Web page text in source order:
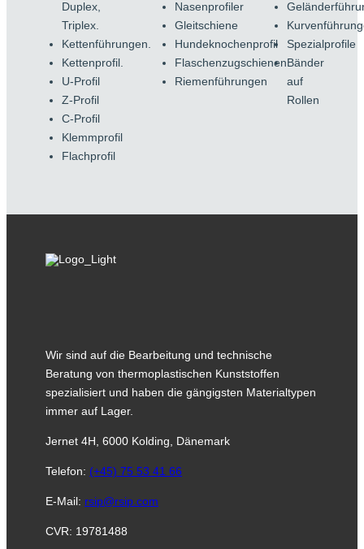
Duplex,
Triplex.
Kettenführungen.
Kettenprofil.
U-Profil
Z-Profil
C-Profil
Klemmprofil
Flachprofil
Nasenprofiler
Gleitschiene
Hundeknochenprofil
Flaschenzugschienen
Riemenführungen
Spezialprofile
Bänder
auf
Rollen
Wir sind auf die Bearbeitung und technische
Beratung von thermoplastischen Kunststoffen
spezialisiert und haben die gängigsten Materialtypen
immer auf Lager.
Jernet 4H, 6000 Kolding, Dänemark
Telefon: (+45) 75 53 41 66
E-Mail: rsip@rsip.com
CVR: 19781488